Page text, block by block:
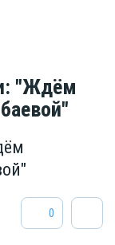
"Ждём
0